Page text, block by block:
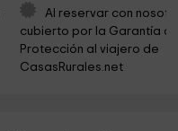
7,4 km
Al reservar con
cubierto por la Garantía
Protección al viajero de
CasasRurales.net